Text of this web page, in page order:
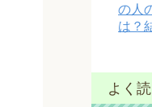
の人
は？
よく